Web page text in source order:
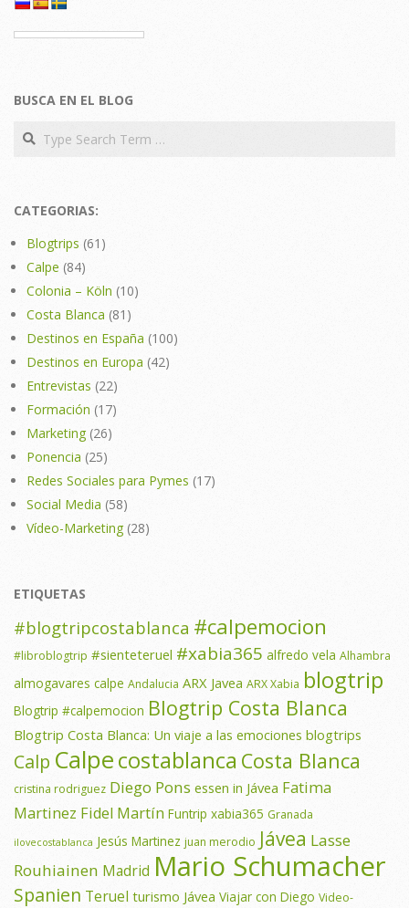
BUSCA EN EL BLOG
Search
CATEGORIAS:
Blogtrips (61)
Calpe (84)
Colonia – Köln (10)
Costa Blanca (81)
Destinos en España (100)
Destinos en Europa (42)
Entrevistas (22)
Formación (17)
Marketing (26)
Ponencia (25)
Redes Sociales para Pymes (17)
Social Media (58)
Vídeo-Marketing (28)
ETIQUETAS
#blogtripcostablanca #calpemocion
#libroblogtrip #sienteteruel #xabia365 alfredo vela Alhambra
almogavares calpe Andalucia ARX Javea ARX Xabia blogtrip
Blogtrip #calpemocion Blogtrip Costa Blanca
Blogtrip Costa Blanca: Un viaje a las emociones blogtrips
Calp Calpecostablanca Costa Blanca
cristina rodriguez Diego Pons essen in Jávea Fatima
Martinez Fidel Martín Funtrip xabia365 Granada
ilovecostablanca Jesús Martinez juan merodio Jávea Lasse
Rouhiainen Madrid Mario Schumacher
Spanien Teruel turismo Jávea Viajar con Diego Video-